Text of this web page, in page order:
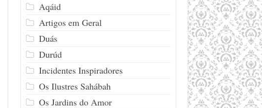
Aqáid
Artigos em Geral
Duás
Durúd
Incidentes Inspiradores
Os Ilustres Sahábah
Os Jardins do Amor